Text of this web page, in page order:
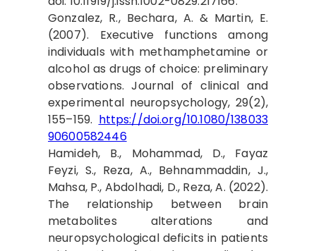
Gonzalez, R., Bechara, A. & Martin, E.
(2007). Executive functions among
individuals with methamphetamine or
alcohol as drugs of choice: preliminary
observations. Journal of clinical and
experimental neuropsychology, 29(2),
155–159. https://doi.org/10.1080/138033
90600582446
Hamideh, B., Mohammad, D., Fayaz
Feyzi, S., Reza, A., Behnammaddin, J.,
Mahsa, P., Abdolhadi, D., Reza, A. (2022).
The relationship between brain
metabolites alterations and
neuropsychological deficits in patients